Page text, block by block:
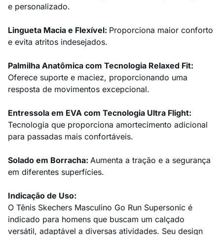
e personalizado.
Lingueta Macia e Flexível: Proporciona maior conforto
e evita atritos indesejados.
Palmilha Anatômica com Tecnologia Relaxed Fit:
Oferece suporte e maciez, proporcionando uma
resposta de movimentos excepcional.
Entressola em EVA com Tecnologia Ultra Flight:
Tecnologia que proporciona amortecimento adicional
para passadas mais confortáveis.
Solado em Borracha: Aumenta a tração e a segurança
em diferentes superfícies.
Indicação de Uso:
O Tênis Skechers Masculino Go Run Supersonic é
indicado para homens que buscam um calçado
versátil, adaptável a diversas atividades. Seu design